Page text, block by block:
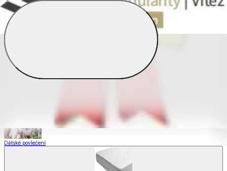
Saténové povlečení
Povlečení s fototiskem
Dětské povlečení